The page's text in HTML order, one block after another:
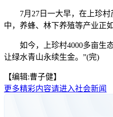
7月27日一大早，在上珍村
中，养蜂、林下养殖等产业正
如今，上珍村4000多亩生态
让绿水青山永续生金。”(完)
【编辑:曹子健】
更多精彩内容请进入社会新闻